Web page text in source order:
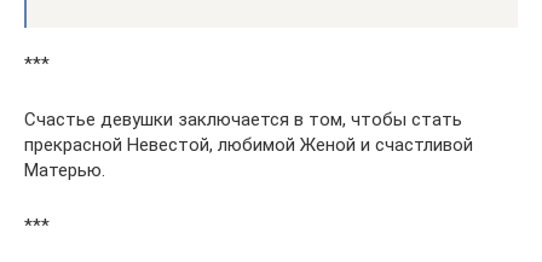
***
Счастье девушки заключается в том, чтобы стать
прекрасной Невестой, любимой Женой и счастливой
Матерью.
***